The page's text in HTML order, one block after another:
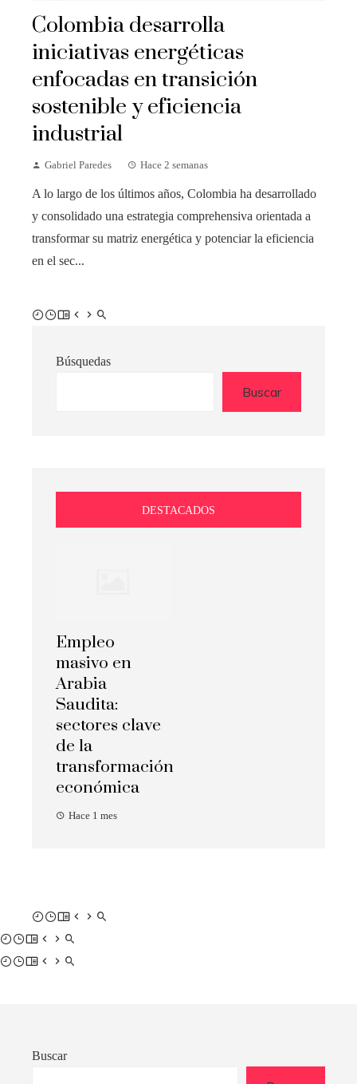
Colombia desarrolla
iniciativas energéticas
enfocadas en transición
sostenible y eficiencia
industrial
Gabriel Paredes Hace 2 semanas
A lo largo de los últimos años, Colombia ha desarrollado
y consolidado una estrategia comprehensiva orientada a
transformar su matriz energética y potenciar la eficiencia
en el sec...
Búsquedas
Buscar
DESTACADOS
Empleo
masivo en
Arabia
Saudita:
sectores clave
de la
transformación
económica
Hace 1 mes
Buscar